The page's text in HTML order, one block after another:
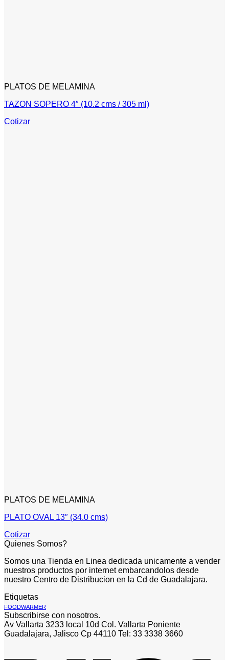
PLATOS DE MELAMINA
TAZON SOPERO 4″ (10.2 cms / 305 ml)
Cotizar
PLATOS DE MELAMINA
PLATO OVAL 13″ (34.0 cms)
Cotizar
Quienes Somos?
Somos una Tienda en Linea dedicada unicamente a vender
nuestros productos por internet embarcandolos desde
nuestro Centro de Distribucion en la Cd de Guadalajara.
Etiquetas
FOODWARMER
Subscribirse con nosotros.
Av Vallarta 3233 local 10d Col. Vallarta Poniente
Guadalajara, Jalisco Cp 44110 Tel: 33 3338 3660